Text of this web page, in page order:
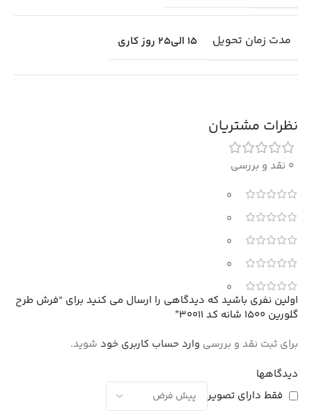
مدت زمان تحویل 15 الی25 روز کاری
نظرات مشتریان
0 نقد و بررسی
0
0
0
0
0
دیدگاهها
فقط دارای تصویر
اولین نفری باشید که دیدگاهی را ارسال می کنید برای “فرش طرح
گلورین 1500 شانه کد 30011”
برای ثبت نقد و بررسی وارد حساب کاربری خود شوید.